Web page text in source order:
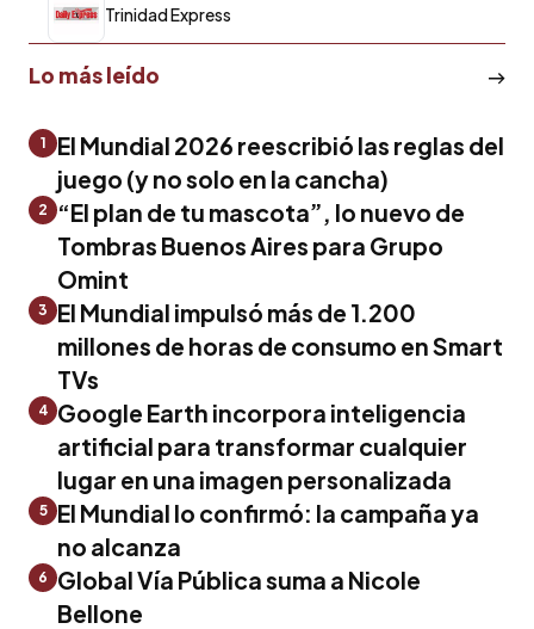
Trinidad Express
Lo más leído
1
El Mundial 2026 reescribió las reglas del
juego (y no solo en la cancha)
2
“El plan de tu mascota”, lo nuevo de
Tombras Buenos Aires para Grupo
Omint
3
El Mundial impulsó más de 1.200
millones de horas de consumo en Smart
TVs
4 Google Earth incorpora inteligencia
artificial para transformar cualquier
lugar en una imagen personalizada
5
El Mundial lo confirmó: la campaña ya
no alcanza
6
Global Vía Pública suma a Nicole
Bellone